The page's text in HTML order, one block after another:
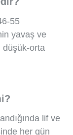
55
yavaş ve
düşük-orta
lif ve
her gün